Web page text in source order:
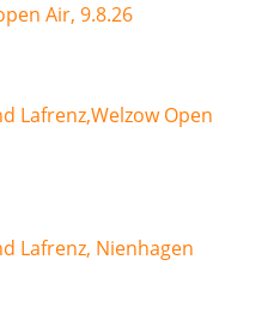
Air, 9.8.26
Lafrenz,Welzow Open
Lafrenz, Nienhagen